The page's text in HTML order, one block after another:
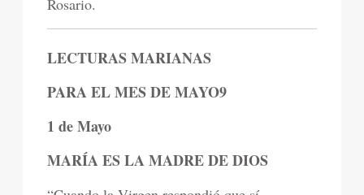
Rosario.
LECTURAS MARIANAS
PARA EL MES DE MAYO9
1 de Mayo
MARÍA ES LA MADRE DE DIOS